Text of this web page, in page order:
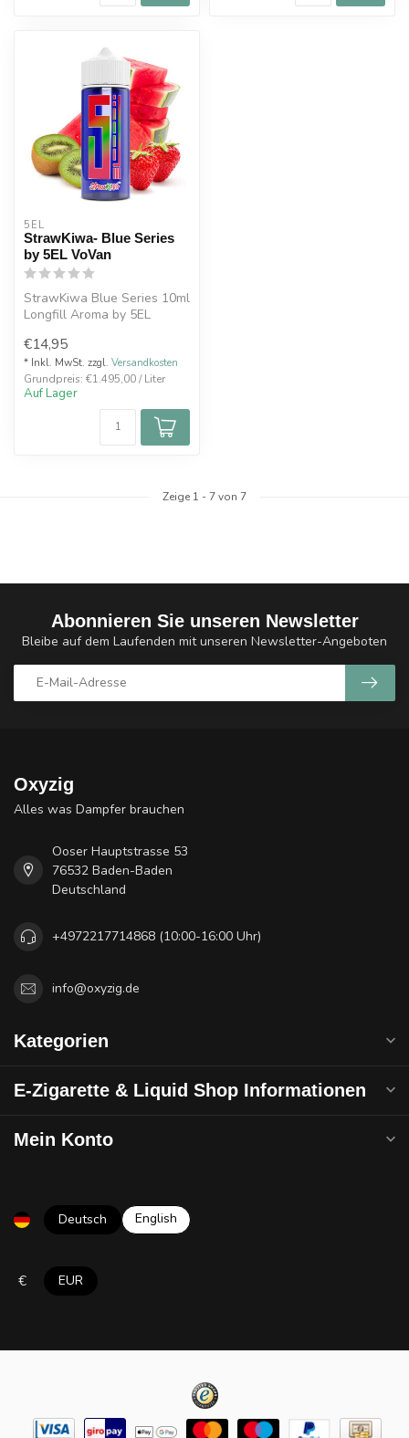
5EL
StrawKiwa- Blue Series
by 5EL VoVan
StrawKiwa Blue Series 10ml
Longfill Aroma by 5EL
Erdbee...
€14,95
* Inkl. MwSt. zzgl. Versandkosten
Grundpreis: €1.495,00 / Liter
Auf Lager
Zeige 1 -7von 7
Abonnieren Sie unseren Newsletter
Bleibe auf dem Laufenden mit unseren Newsletter-Angeboten
Oxyzig
Alles was Dampfer brauchen
Ooser Hauptstrasse 53
76532 Baden-Baden
Deutschland
+4972217714868 (10:00-16:00 Uhr)
info@oxyzig.de
Kategorien
E-Zigarette & Liquid Shop Informationen
Mein Konto
Deutsch English
€ EUR